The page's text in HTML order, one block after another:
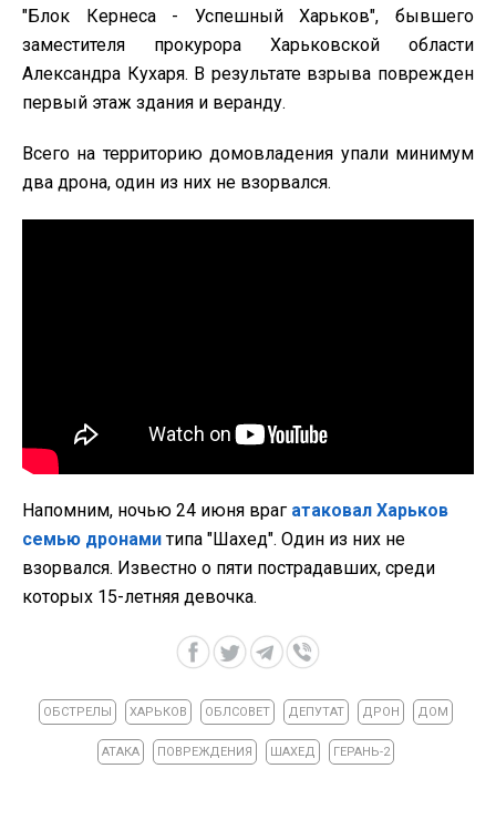
"Блок Кернеса - Успешный Харьков", бывшего
заместителя прокурора Харьковской области
Александра Кухаря. В результате взрыва поврежден
первый этаж здания и веранду.
Всего на территорию домовладения упали минимум
два дрона, один из них не взорвался.
Напомним, ночью 24 июня враг атаковал Харьков
семью дронамитипа "Шахед". Один из них не
взорвался. Известно о пяти пострадавших, среди
которых 15-летняя девочка.
ОБСТРЕЛЫ ХАРЬКОВ ОБЛСОВЕТ ДЕПУТАТ ДРОН ДОМ
АТАКА ПОВРЕЖДЕНИЯ ШАХЕД ГЕРАНЬ-2